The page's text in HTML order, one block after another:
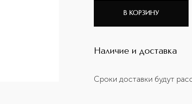
В КОРЗИНУ
Наличие и доставка
Сроки доставки будут